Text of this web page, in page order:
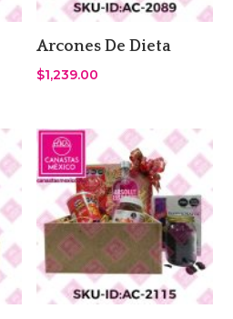
Arcones De Dieta
$1,239.00